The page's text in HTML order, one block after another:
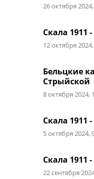
26 октября
Скала 1911
12 октября
Бельцкие
Стрыйской
8 октября 2024,
Скала 1911
5 октября 2024,
Скала 1911
22 сентября